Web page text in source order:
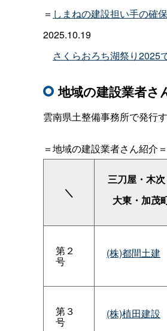
＝ しまねの建設担い手の確
2025.10.19
さくらおろち湖祭り2025
地域の建設業者さ
雲南県土整備事務所で発行
＝地域の建設業者さん紹介＝
＼
三刀屋・木次
大東・加茂
第２
号
(株)都間土建
第３
号
(株)植田建設